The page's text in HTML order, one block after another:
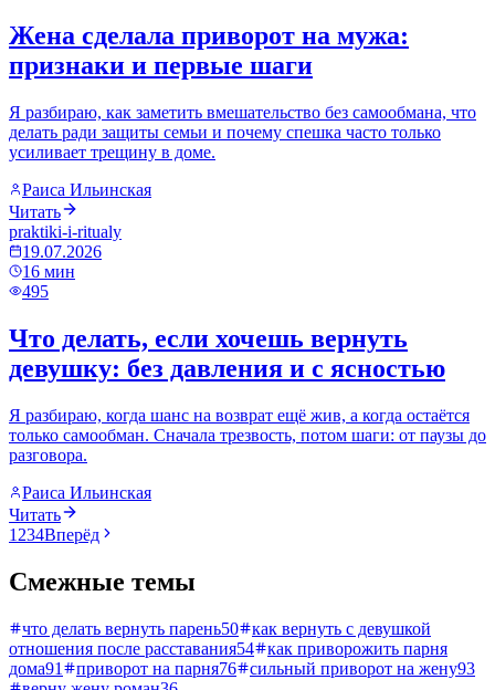
Жена сделала приворот на мужа:
признаки и первые шаги
Я разбираю, как заметить вмешательство без самообмана, что
делать ради защиты семьи и почему спешка часто только
усиливает трещину в доме.
Раиса Ильинская
Читать
praktiki-i-ritualy
19.07.2026
16 мин
495
Что делать, если хочешь вернуть
девушку: без давления и с ясностью
Я разбираю, когда шанс на возврат ещё жив, а когда остаётся
только самообман. Сначала трезвость, потом шаги: от паузы до
разговора.
Раиса Ильинская
Читать
1 234Вперёд
Смежные темы
что делать вернуть парень50
как вернуть с девушкой
отношения после расставания54
как приворожить парня
дома91 приворот на парня76 сильный приворот на жену93